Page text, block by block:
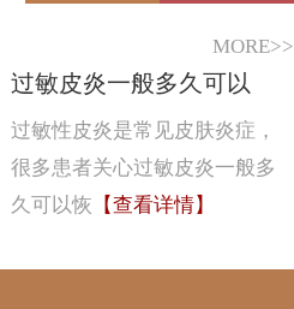
MORE>>
过敏皮炎一般多久可以
过敏性皮炎是常见皮肤炎症，
很多患者关心过敏皮炎一般多
久可以恢 【查看详情】
3456